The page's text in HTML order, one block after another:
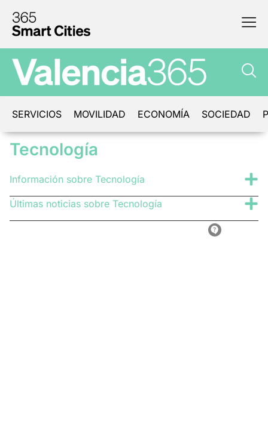
SERVICIOS MOVILIDAD ECONOMÍA SOCIEDAD
Tecnología
Información sobre Tecnología
Últimas noticias sobre Tecnología